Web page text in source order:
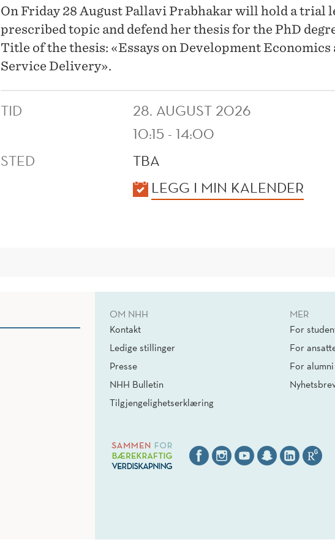
On Friday 28 August Pallavi Prabhakar will hold a trial
prescribed topic and defend her thesis for the PhD
Title of the thesis: «Essays on Development Economics
Service Delivery».
TID
28. AUGUST 2026
10:15 - 14:00
STED
TBA
LEGG I MIN KALENDER
OM NHH
Kontakt
Ledige stillinger
Presse
NHH Bulletin
Tilgjengelighetserklæring
MER
For
For
For alumni